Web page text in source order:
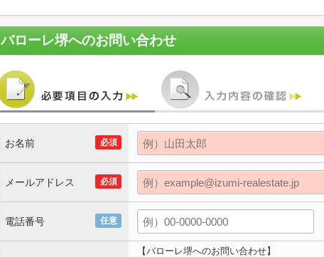
バローレ堺へのお問い合わせ
必須
お名前
必須
メールアドレス
任意
電話番号
【バローレ堺へのお問い合わせ】